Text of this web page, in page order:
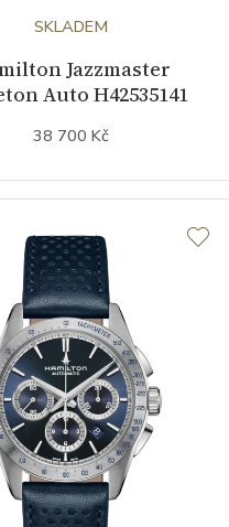
SKLADEM
Jazzmaster
Auto H42535141
38 700 Kč